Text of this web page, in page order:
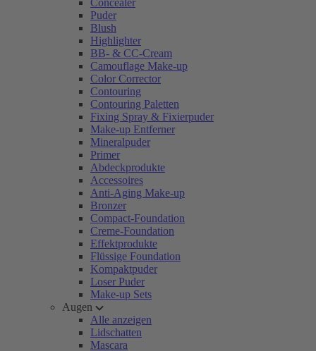
Concealer
Puder
Blush
Highlighter
BB- & CC-Cream
Camouflage Make-up
Color Corrector
Contouring
Contouring Paletten
Fixing Spray & Fixierpuder
Make-up Entferner
Mineralpuder
Primer
Abdeckprodukte
Accessoires
Anti-Aging Make-up
Bronzer
Compact-Foundation
Creme-Foundation
Effektprodukte
Flüssige Foundation
Kompaktpuder
Loser Puder
Make-up Sets
Augen
Alle anzeigen
Lidschatten
Mascara